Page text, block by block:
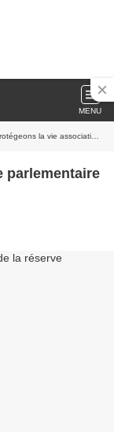
MENU
la vie associative »
parlementaire